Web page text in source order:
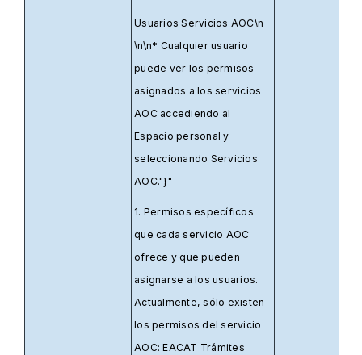
Usuarios Servicios AOC\n
\n\n* Cualquier usuario
puede ver los permisos
asignados a los servicios
AOC accediendo al
Espacio personal y
seleccionando Servicios
AOC."}"
1. Permisos específicos
que cada servicio AOC
ofrece y que pueden
asignarse a los usuarios.
Actualmente, sólo existen
los permisos del servicio
AOC: EACAT Trámites